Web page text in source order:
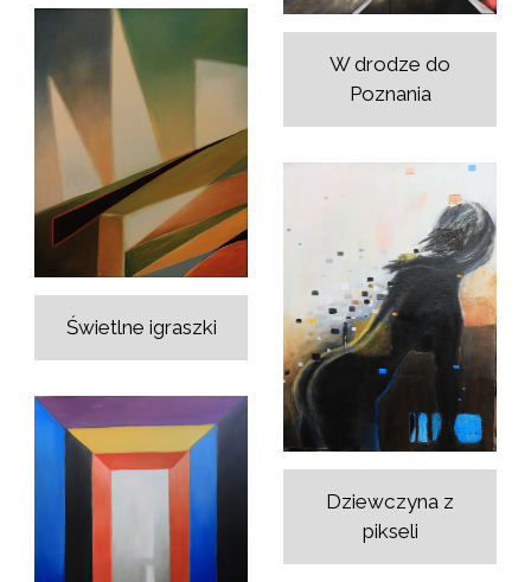
W drodze do
Poznania
Świetlne igraszki
Dziewczyna z
pikseli